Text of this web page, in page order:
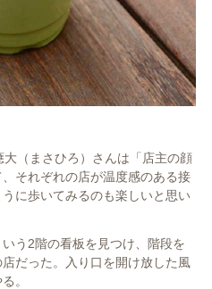
（まさひろ）さんは「店主の顔
それぞれの店が温度感のある接
に歩いてみるのも楽しいと思い
う2階の看板を見つけ、階段を
だった。入り口を開け放した風
。